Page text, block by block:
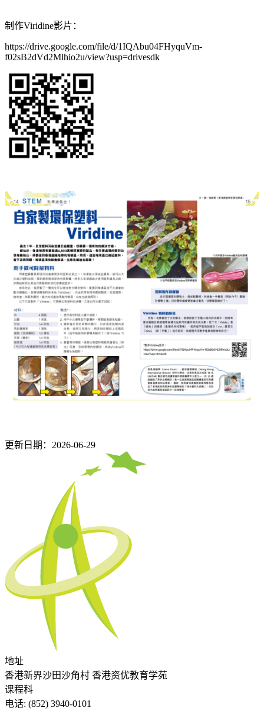
制作Viridine影片：
https://drive.google.com/file/d/1IQAbu04FHyquVm-
f02sB2dVd2Mlhio2u/view?usp=drivesdk
更新日期：2026-06-29
地址
香港新界沙田沙角村 香港资优教育学苑
课程科
电话: (852) 3940-0101